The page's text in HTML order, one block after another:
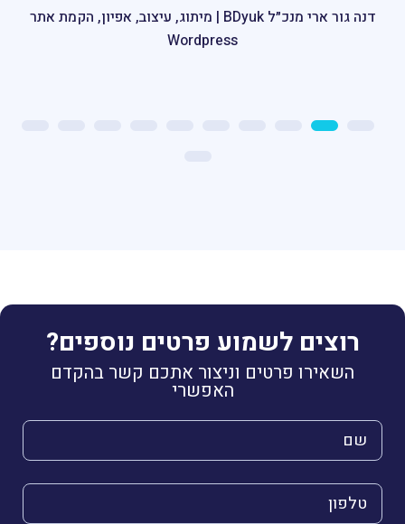
דנה גור ארי מנכ״ל BDyuk | מיתוג, עיצוב, אפיון, הקמת אתר
Wordpress
טל קלדרון, מנהל התוכן, המדיה והאינטרנט בטיסה. אל על,
בשופיפיי
רוצים לשמוע פרטים נוספים?
השאירו פרטים וניצור אתכם קשר בהקדם
האפשרי
השם שלך (חובה)
הטלפון שלך (חובה)